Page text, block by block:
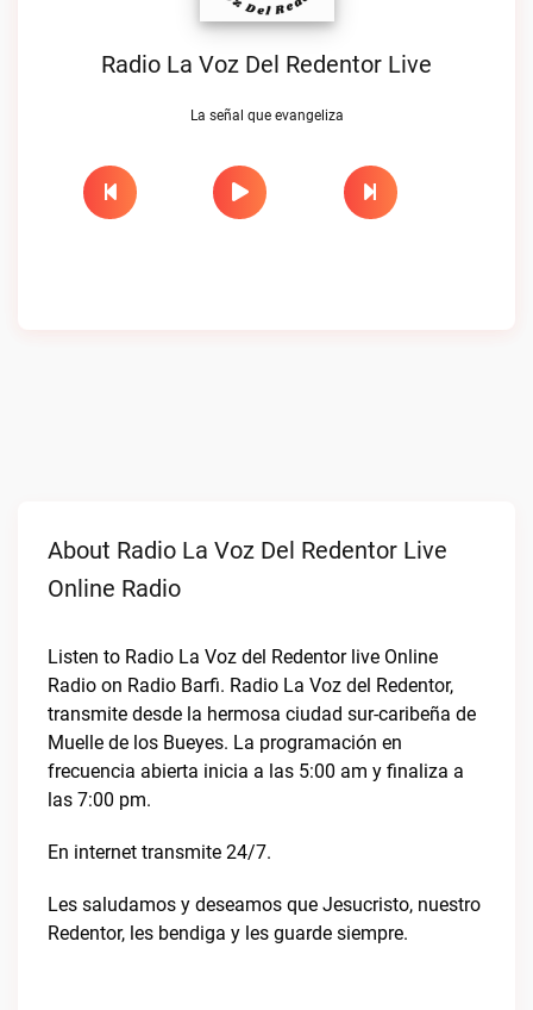
Radio La Voz Del Redentor Live
La señal que evangeliza
About Radio La Voz Del Redentor Live
Online Radio
Listen to Radio La Voz del Redentor live Online
Radio on Radio Barfi. Radio La Voz del Redentor,
transmite desde la hermosa ciudad sur-caribeña de
Muelle de los Bueyes. La programación en
frecuencia abierta inicia a las 5:00 am y finaliza a
las 7:00 pm.
En internet transmite 24/7.
Les saludamos y deseamos que Jesucristo, nuestro
Redentor, les bendiga y les guarde siempre.